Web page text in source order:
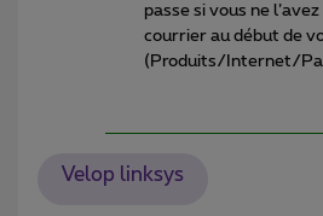
passe si vous ne
courrier au début de
(Produits/Internet/
Velop linksys